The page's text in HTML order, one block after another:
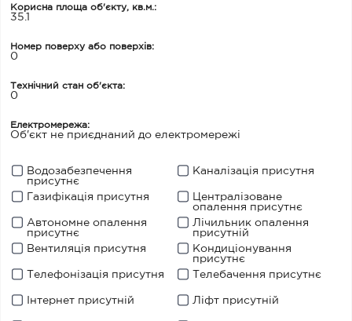
Корисна площа об'єкту, кв.м.:
35.1
Номер поверху або поверхів:
0
Технічний стан об'єкта:
0
Електромережа:
Об'єкт не приєднаний до електромережі
Водозабезпечення
присутнє
Каналізація присутня
Газифікація присутня
Централізоване
опалення присутнє
Автономне опалення
присутнє
Лічильник опалення
присутній
Вентиляція присутня
Кондиціонування
присутнє
Телефонізація присутня
Телебачення присутнє
Інтернет присутній Ліфт присутній